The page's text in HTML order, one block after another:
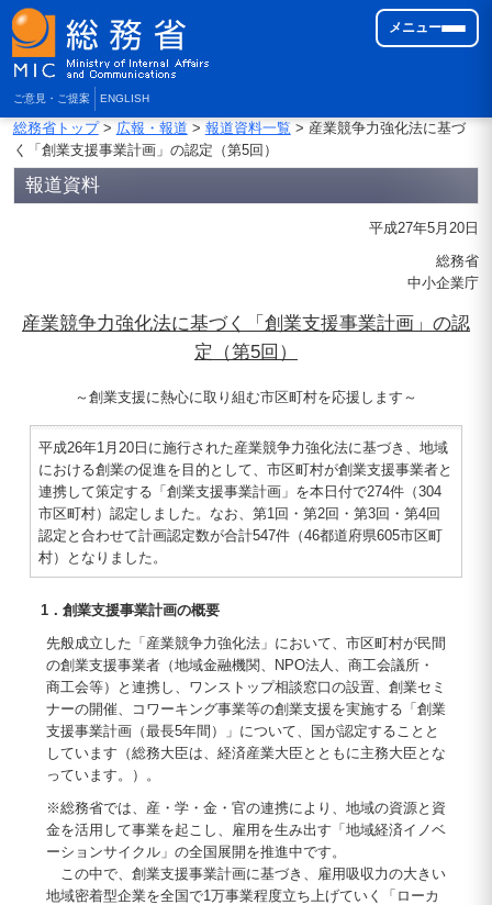
ご意見・ご提案 ENGLISH
メニュー
総務省トップ> 広報・報道 > 報道資料一覧> 産業競争力強化法に基づ
く「創業支援事業計画」の認定（第5回）
報道資料
平成27年5月20日
総務省
中小企業庁
産業競争力強化法に基づく「創業支援事業計画」の認
定（第5回）
～創業支援に熱心に取り組む市区町村を応援します～
平成26年1月20日に施行された産業競争力強化法に基づき、地域
における創業の促進を目的として、市区町村が創業支援事業者と
連携して策定する「創業支援事業計画」を本日付で274件（304
市区町村）認定しました。なお、第1回・第2回・第3回・第4回
認定と合わせて計画認定数が合計547件（46都道府県605市区町
村）となりました。
1．創業支援事業計画の概要
先般成立した「産業競争力強化法」において、市区町村が民間
の創業支援事業者（地域金融機関、NPO法人、商工会議所・
商工会等）と連携し、ワンストップ相談窓口の設置、創業セミ
ナーの開催、コワーキング事業等の創業支援を実施する「創業
支援事業計画（最長5年間）」について、国が認定することと
しています（総務大臣は、経済産業大臣とともに主務大臣とな
っています。）。
※総務省では、産・学・金・官の連携により、地域の資源と資
金を活用して事業を起こし、雇用を生み出す「地域経済イノベ
ーションサイクル」の全国展開を推進中です。
この中で、創業支援事業計画に基づき、雇用吸収力の大きい
地域密着型企業を全国で1万事業程度立ち上げていく「ローカ